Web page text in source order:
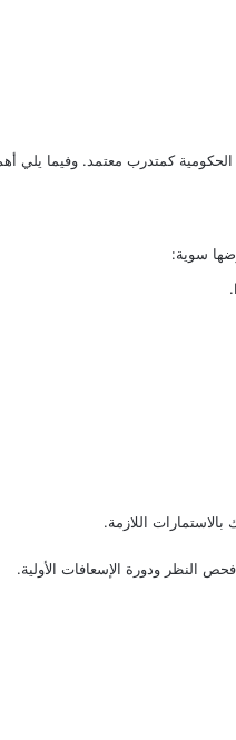
سوية:
.
اللازمة.
فحص النظر ودورة الإسعافات الأولية.